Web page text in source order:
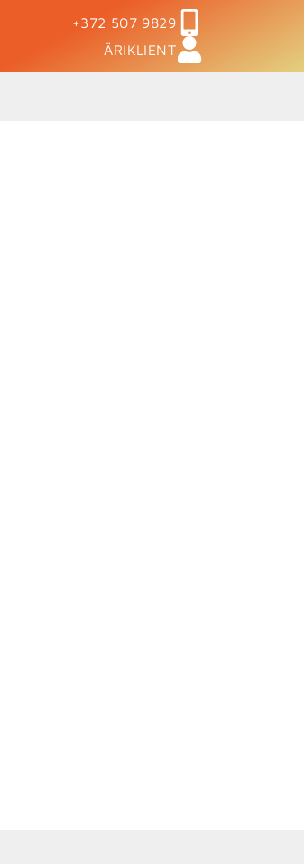
+372 507 9829
ÄRIKLIENT